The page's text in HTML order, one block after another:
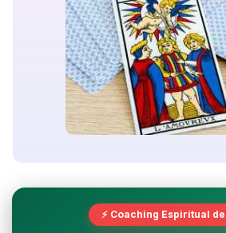
⚡ Coaching Espiritual